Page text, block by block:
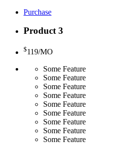
Purchase
Product 3
$119/MO
Some Feature
Some Feature
Some Feature
Some Feature
Some Feature
Some Feature
Some Feature
Some Feature
Some Feature